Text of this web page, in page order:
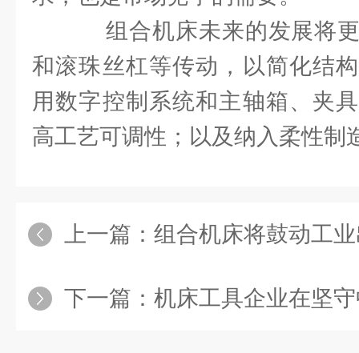
组合机床未来的发展将
和滚珠丝杠等传动，以简化结
用数字控制系统和主轴箱、夹
高工艺可调性；以及纳入柔性制
上一篇： 组合机床将鼓动工
下一篇： 机床工具企业在坚